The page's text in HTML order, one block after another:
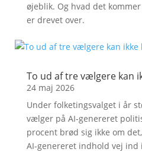
øjeblik. Og hvad det
er drevet over.
To ud af tre vælgere kan
24 maj 2026
Under folketingsvalget i år
vælger på AI-genereret
procent brød sig ikke om
AI-genereret indhold vej ind